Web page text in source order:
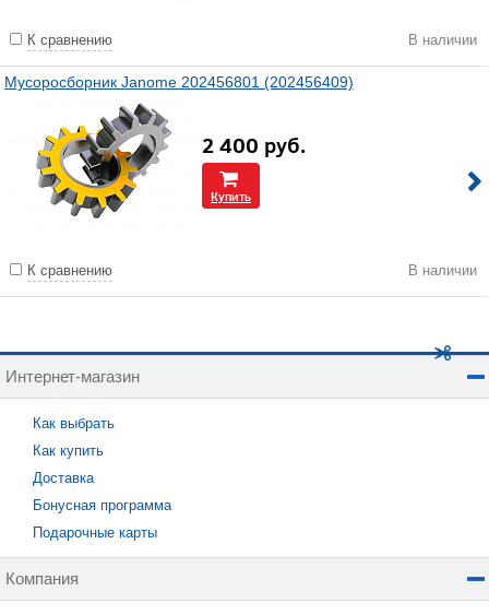
К сравнению В наличии
Мусоросборник Janome 202456801 (202456409)
2 400 руб.
Купить
К сравнению В наличии
Интернет-магазин
Как выбрать
Как купить
Доставка
Бонусная программа
Подарочные карты
Компания